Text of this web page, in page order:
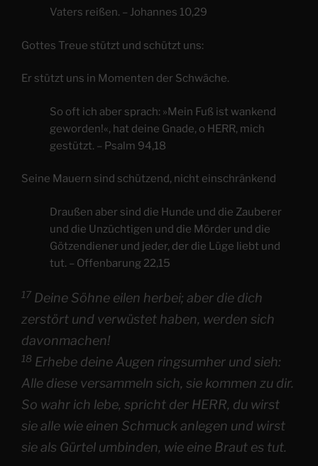
Vaters reißen. – Johannes 10,29
Gottes Treue stützt und schützt uns:
Er stützt uns in Momenten der Schwäche.
So oft ich aber sprach: »Mein Fuß ist wankend
geworden!«, hat deine Gnade, o HERR, mich
gestützt. – Psalm 94,18
Seine Mauern sind schützend, nicht einschränkend
Draußen aber sind die Hunde und die Zauberer
und die Unzüchtigen und die Mörder und die
Götzendiener und jeder, der die Lüge liebt und
tut. – Offenbarung 22,15
17 Deine Söhne eilen herbei; aber die dich
zerstört und verwüstet haben, werden sich
davonmachen!
18 Erhebe deine Augen ringsumher und sieh:
Alle diese versammeln sich, sie kommen zu dir.
So wahr ich lebe, spricht der HERR, du wirst
sie alle wie einen Schmuck anlegen und wirst
sie als Gürtel umbinden, wie eine Braut es tut.